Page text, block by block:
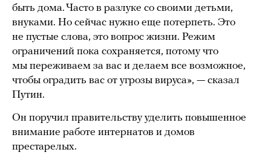
быть дома. Часто в разлуке со своими детьми,
внуками. Но сейчас нужно еще потерпеть. Это
не пустые слова, это вопрос жизни. Режим
ограничений пока сохраняется, потому что
мы переживаем за вас и делаем все возможное,
чтобы оградить вас от угрозы вируса», — сказал
Путин.
Он поручил правительству уделить повышенное
внимание работе интернатов и домов
престарелых.